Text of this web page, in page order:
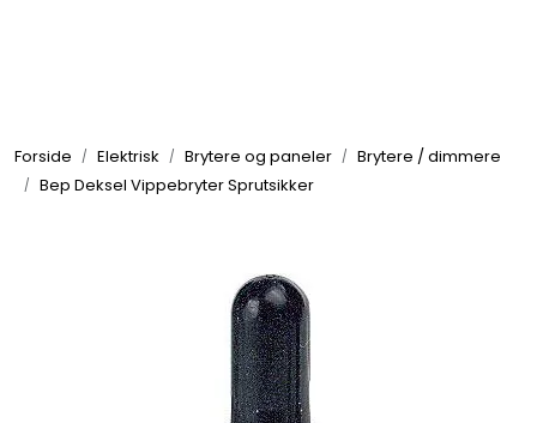
Forside Elektrisk Brytere og paneler
Brytere / dimmere
Bep Deksel Vippebryter Sprutsikker
Elektrisk